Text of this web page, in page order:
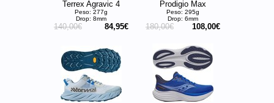
Terrex Agravic 4
Peso: 277g
Drop: 8mm
140,00€ 84,95€
Prodigio Max
Peso: 295g
Drop: 6mm
180,00€ 108,00€